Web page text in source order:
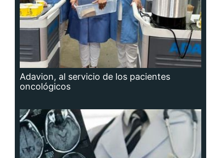
Adavion, al servicio de los pacientes
oncológicos